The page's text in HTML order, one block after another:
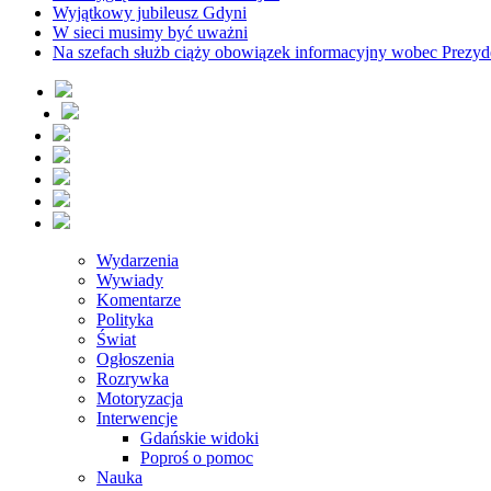
Wyjątkowy jubileusz Gdyni
W sieci musimy być uważni
Na szefach służb ciąży obowiązek informacyjny wobec
Wydarzenia
Wywiady
Komentarze
Polityka
Świat
Ogłoszenia
Rozrywka
Motoryzacja
Interwencje
Gdańskie widoki
Poproś o pomoc
Nauka